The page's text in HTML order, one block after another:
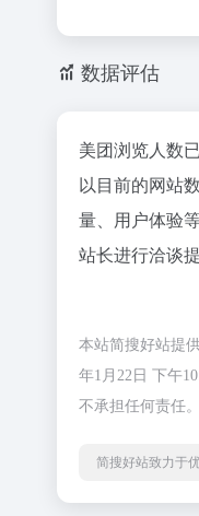
数据评估
美团浏览人数
以目前的网站
量、用户体验
站长进行洽谈
本站简搜好站提
年1月22日 下午
不承担任何责任。
简搜好站致力于